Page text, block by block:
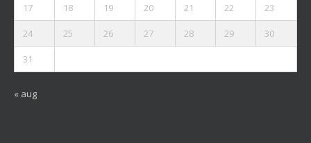
17 18 19 20 21 22 23
24 25 26 27 28 29 30
31
« aug